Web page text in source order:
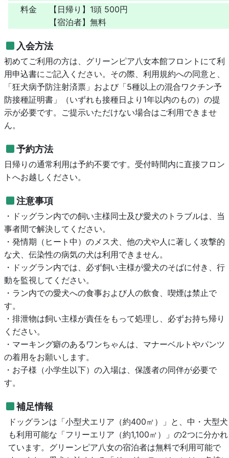
料金
【日帰り】1頭 500円
【宿泊者】無料
入会方法
初めてご利用の方は、グリーンピア八女本館フロントにて利
用申込書にご記入ください。その際、利用規約への同意と、
「狂犬病予防注射済票」および「5種以上の混合ワクチン予
防接種証明書」（いずれも接種日より1年以内のもの）の提
示が必要です。ご提示いただけない場合はご利用できませ
ん。
予約方法
日帰りの通常利用は予約不要です。受付時間内に直接フロン
トへお越しください。
注意事項
・ドッグラン内での飼い主様同士及び愛犬のトラブルは、当
事者間で解決してください。
・発情期（ヒート中）のメス犬、他の犬や人に著しく攻撃的
な犬、伝染性の病気の犬は利用できません。
・ドッグラン内では、必ず飼い主様が愛犬のそばに付き、行
動を監視してください。
・ラン内での愛犬への食事および人の飲食、喫煙は禁止で
す。
・排泄物は飼い主様が責任をもって処理し、必ずお持ち帰り
ください。
・マーキング癖のあるワンちゃんは、マナーベルトやパンツ
の着用をお願いします。
・お子様（小学生以下）の入場は、保護者の同伴が必要で
す。
補足情報
ドッグランは「小型犬エリア（約400㎡）」と、中・大型犬
も利用可能な「フリーエリア（約1,100㎡）」の2つに分かれ
ています。グリーンピア八女の宿泊者は無料で利用可能で